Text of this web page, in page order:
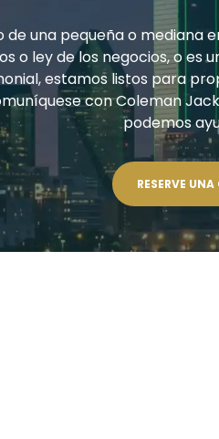
de una pequeña o
o ley de los negocios, o es
estamos listos para
con Coleman
podemos
RESERVE